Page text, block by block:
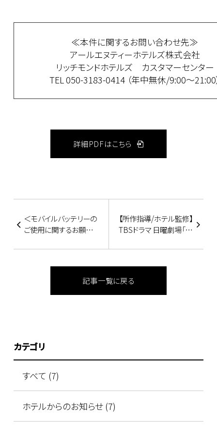
≪本件に関するお問い合わせ先≫
アールエヌティーホテルズ株式会社
リッチモンドホテルズ カスタマーセンター
TEL 050-3183-0414 （年中無休/9:00～21:00
詳細PDFはこちら
＜モバイルバッテリーの
ご使用に関するお願い
【所作指導/ホテル監修】
TBSドラマ 日曜劇場「ラ
官ー」
記事一覧に戻る
カテゴリ
すべて (7)
ホテルからのお知らせ (7)